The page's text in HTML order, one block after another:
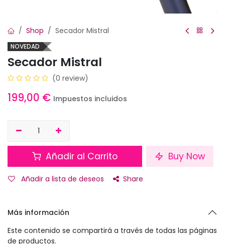
Shop Secador Mistral
NOVEDAD
Secador Mistral
(0 review)
199,00 € Impuestos incluidos
Añadir al Carrito Buy Now
Añadir a lista de deseos Share
Más información
Este contenido se compartirá a través de todas las páginas
de productos.